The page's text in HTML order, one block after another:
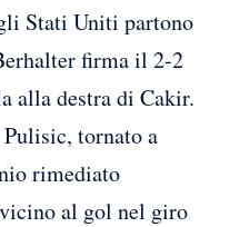
Stati Uniti partono
firma il 2-2
alla destra di Cakir.
tornato a
rimediato
al gol nel giro